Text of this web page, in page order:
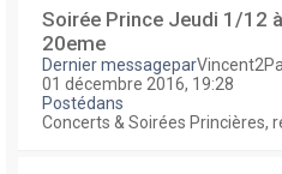
Soirée Prince Jeudi 1/12
20eme
Dernier messagepar
01 décembre 2016, 19:28
Postédans
Concerts & Soirées Princières,